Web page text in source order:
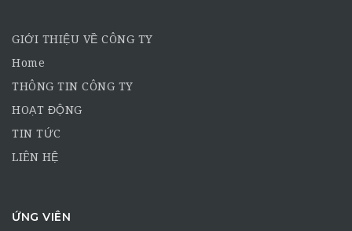
GIỚI THIỆU VỀ CÔNG TY
Home
THÔNG TIN CÔNG TY
HOẠT ĐỘNG
TIN TỨC
LIÊN HỆ
ỨNG VIÊN